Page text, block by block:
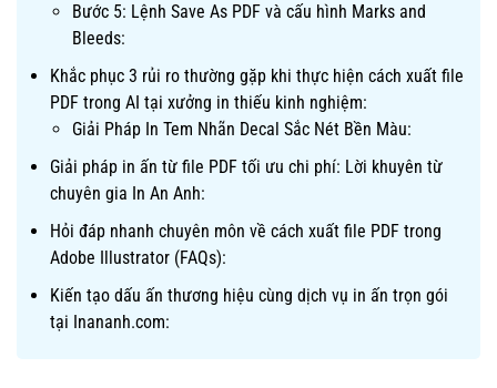
Bước 5: Lệnh Save As PDF và cấu hình Marks and
Bleeds:
Khắc phục 3 rủi ro thường gặp khi thực hiện cách xuất file
PDF trong AI tại xưởng in thiếu kinh nghiệm:
Giải Pháp In Tem Nhãn Decal Sắc Nét Bền Màu:
Giải pháp in ấn từ file PDF tối ưu chi phí: Lời khuyên từ
chuyên gia In An Anh:
Hỏi đáp nhanh chuyên môn về cách xuất file PDF trong
Adobe Illustrator (FAQs):
Kiến tạo dấu ấn thương hiệu cùng dịch vụ in ấn trọn gói
tại Inananh.com: